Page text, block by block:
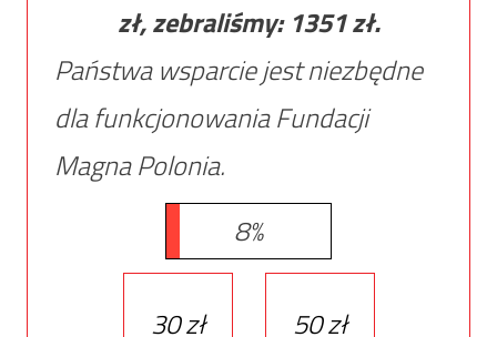
zł, zebraliśmy: 1351zł.
Państwa wsparcie jest niezbędne
dla funkcjonowania Fundacji
Magna Polonia.
8%
30 zł 50 zł